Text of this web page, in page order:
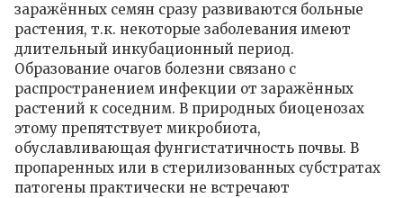
заражённых семян сразу развиваются больные
растения, т.к. некоторые заболевания имеют
длительный инкубационный период.
Образование очагов болезни связано с
распространением инфекции от заражённых
растений к соседним. В природных биоценозах
этому препятствует микробиота,
обуславливающая фунгистатичность почвы. В
пропаренных или в стерилизованных субстратах
патогены практически не встречают